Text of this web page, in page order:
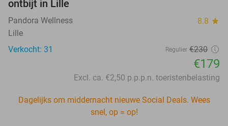
ontbijt in Lille
Pandora Wellness 8.8 star
Lille
Verkocht: 31
Regulier €230
€179
Excl. ca. €2,50 p.p.p.n. toeristenbelasting
Dagelijks om middernacht nieuwe Social Deals. Wees
snel, op = op!